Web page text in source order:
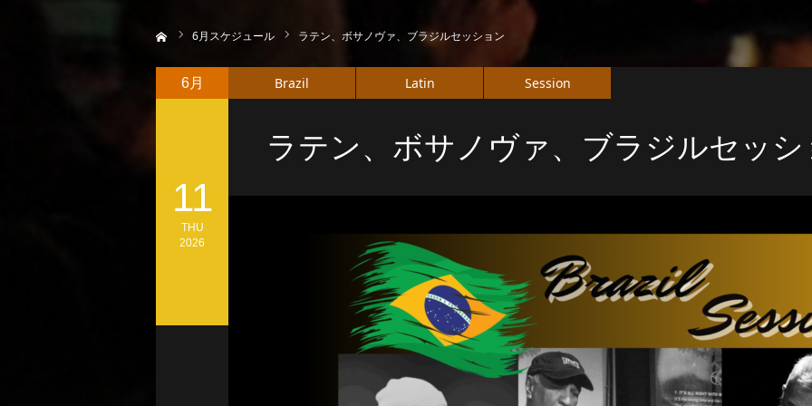
6月スケジュール ラテン、ボサノヴァ、ブラジルセッション
ラテン、ボサノヴァ、ブラジルセッシ
6月
11
THU
2026
Brazil Latin Session